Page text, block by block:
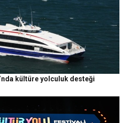
kültüre yolculuk desteği